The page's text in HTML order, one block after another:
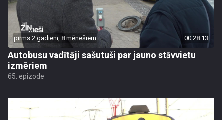
pirms 2 gadiem, 8 mēnešiem 00:28:13
Autobusu vadītāji sašutuši par jauno stāvvietu
izmēriem
65. epizode